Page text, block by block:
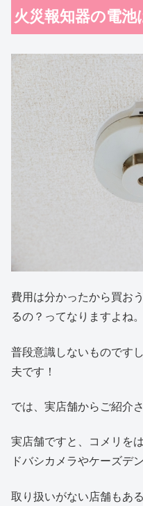
火災報知器の電
費用は分かったから買お
るの？ってなりますよね。
普段意識しないものです
夫です！
では、実店舗からご紹介
実店舗ですと、コメリを
ドバシカメラやケーズデ
取り扱いがない店舗もあ